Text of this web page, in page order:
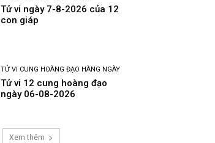
Tử vi ngày 7-8-2026 của 12
con giáp
TỬ VI CUNG HOÀNG ĐẠO HÀNG NGÀY
Tử vi 12 cung hoàng đạo
ngày 06-08-2026
Xem thêm